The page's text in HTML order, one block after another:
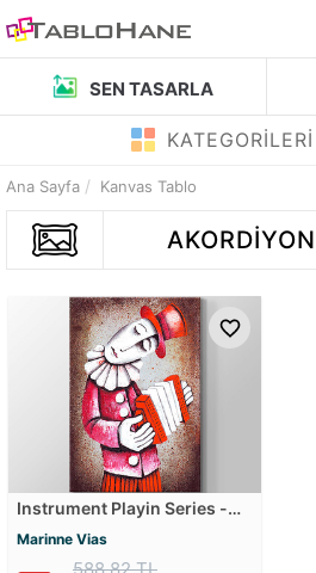
SEN TASARLA
Ana Sayfa Kanvas Tablo
Instrument Playin Series -
Akordiyon Kanvas Tablosu
Marinne Vias